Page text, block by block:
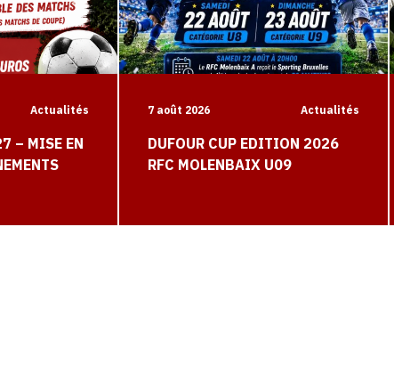
Actualités
– MISE EN
7 août 2026 Actualités
DUFOUR CUP EDITION 2026
RFC MOLENBAIX U09